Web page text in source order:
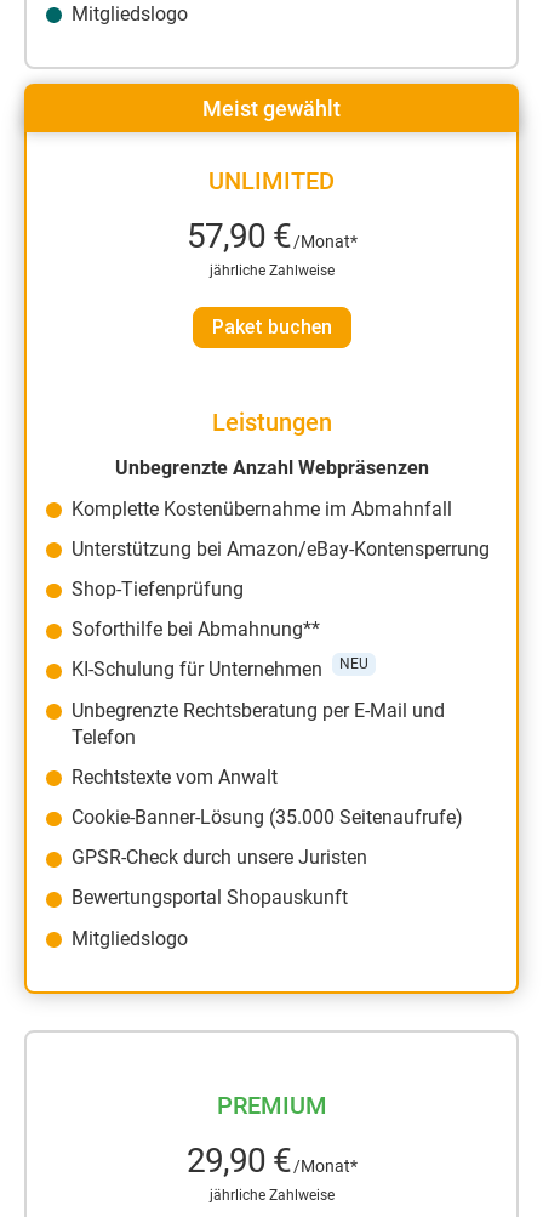
Mitgliedslogo
Meist gewählt
UNLIMITED
57,90 €/Monat*
jährliche Zahlweise
Paket buchen
Leistungen
Unbegrenzte Anzahl Webpräsenzen
Komplette Kostenübernahme im Abmahnfall
Unterstützung bei Amazon/eBay-Kontensperrung
Shop-Tiefenprüfung
Soforthilfe bei Abmahnung**
KI-Schulung für Unternehmen
NEU
Unbegrenzte Rechtsberatung per E-Mail und
Telefon
Rechtstexte vom Anwalt
Cookie-Banner-Lösung (35.000 Seitenaufrufe)
GPSR-Check durch unsere Juristen
Bewertungsportal Shopauskunft
Mitgliedslogo
PREMIUM
29,90 €/Monat*
jährliche Zahlweise